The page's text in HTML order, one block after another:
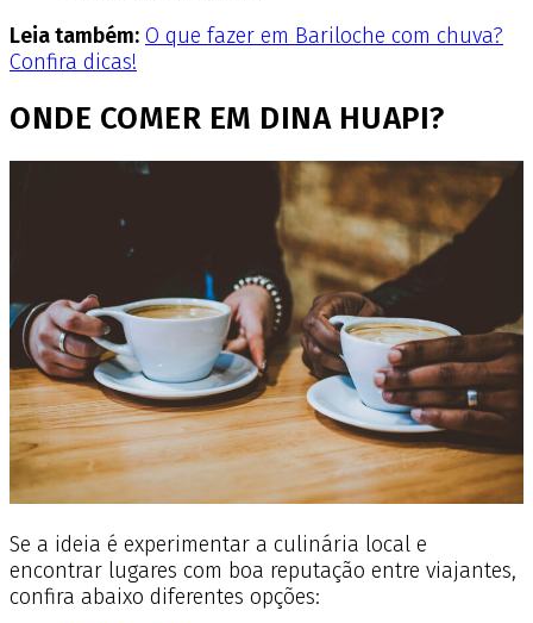
Leia também: O que fazer em Bariloche com chuva?
Confira dicas!
ONDE COMER EM DINA HUAPI?
Se a ideia é experimentar a culinária local e
encontrar lugares com boa reputação entre viajantes,
confira abaixo diferentes opções: